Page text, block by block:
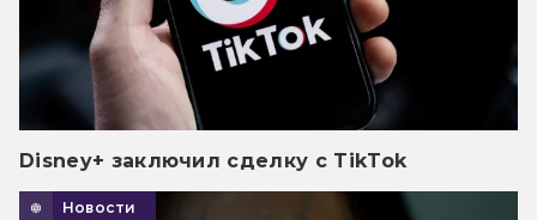
Disney+ заключил сделку с TikTok
Новости